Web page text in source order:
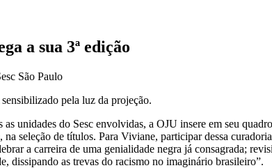
a sua 3ª edição
São Paulo
pela luz da projeção.
unidades do Sesc envolvidas, a OJU insere em seu
seleção de títulos. Para Viviane, participar dessa
a carreira de uma genialidade negra já consagrada;
dissipando as trevas do racismo no imaginário brasileiro”.